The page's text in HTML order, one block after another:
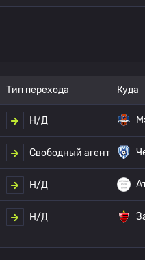
Тип перехода Куда
Н/Д
Свободный агент
Н/Д
Н/Д